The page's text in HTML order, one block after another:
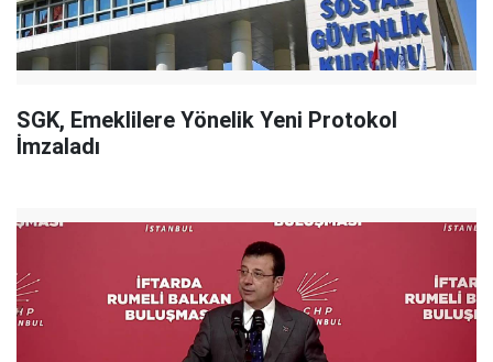
SGK, Emeklilere Yönelik Yeni Protokol
İmzaladı